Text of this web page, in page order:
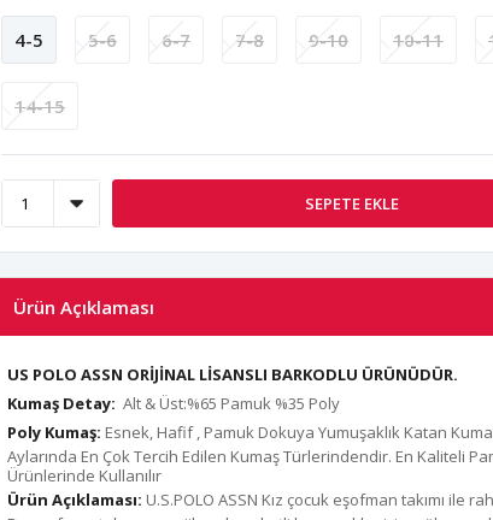
4-5 5-6 6-7 7-8 9-10 10-11
14-15
SEPETE EKLE
Ürün Açıklaması
US POLO ASSN ORİJİNAL LİSANSLI BARKODLU ÜRÜNÜDÜR.
Kumaş Detay: Alt & Üst:%65 Pamuk %35 Poly
Poly Kumaş: Esnek, Hafif , Pamuk Dokuya Yumuşaklık Katan
Aylarında En Çok Tercih Edilen Kumaş Türlerindendir. En Kaliteli
Ürünlerinde Kullanılır
Ürün Açıklaması: U.S.POLO ASSN Kız çocuk eşofman takımı ile